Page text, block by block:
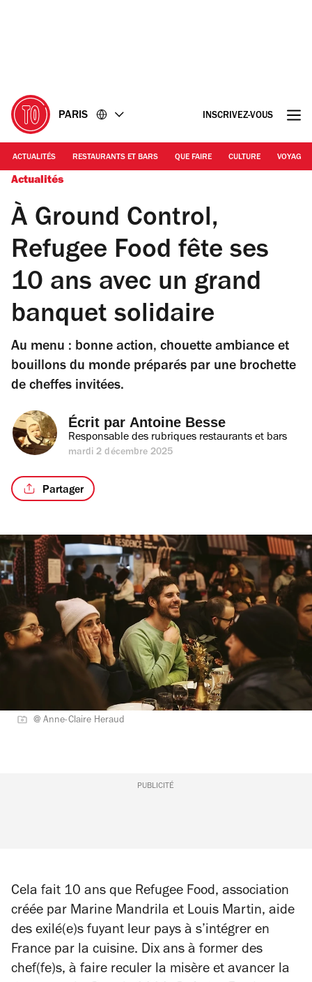
PARIS INSCRIVEZ-VOUS
ACTUALITÉS RESTAURANTS ET BARS QUE FAIRE CULTURE VOYAGE
Actualités
À Ground Control,
Refugee Food fête ses
10 ans avec un grand
banquet solidaire
Au menu : bonne action, chouette ambiance et
bouillons du monde préparés par une brochette
de cheffes invitées.
Écrit par Antoine Besse
Responsable des rubriques restaurants et bars
mardi 2 décembre 2025
Partager
@ Anne-Claire Heraud
PUBLICITÉ
Cela fait 10 ans que Refugee Food, association
créée par Marine Mandrila et Louis Martin, aide
des exilé(e)s fuyant leur pays à s’intégrer en
France par la cuisine. Dix ans à former des
chef(fe)s, à faire reculer la misère et avancer la